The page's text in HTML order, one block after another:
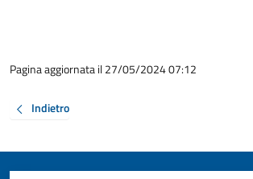
Pagina aggiornata il 27/05/2024 07:12
Indietro